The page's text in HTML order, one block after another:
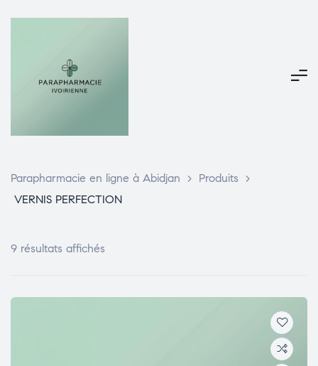
Parapharmacie en ligne à Abidjan > Produits
>
VERNIS PERFECTION
9 résultats affichés